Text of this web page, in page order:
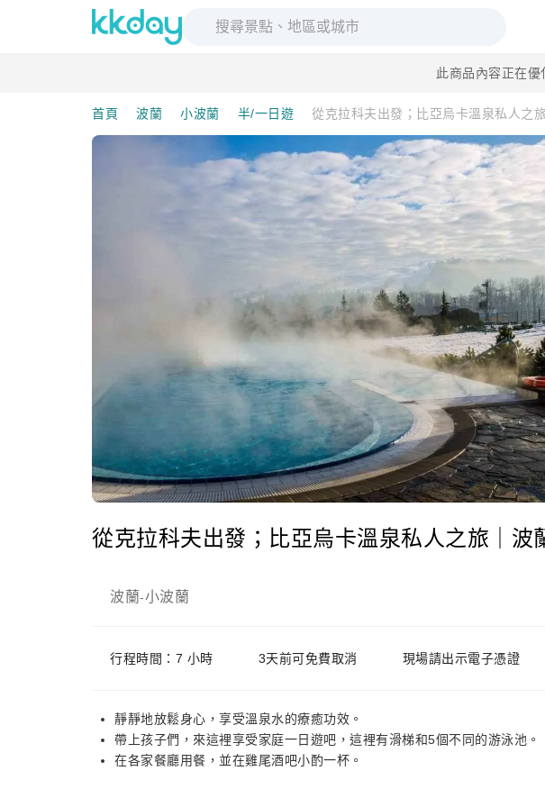
此商品內容正在優
首頁 波蘭 小波蘭 半/一日遊 從克拉科夫出發；比亞烏卡溫泉私人之
從克拉科夫出發；比亞烏卡溫泉私人之旅｜波
波蘭-小波蘭
行程時間：7 小時 3天前可免費取消 現場請出示電子憑證
靜靜地放鬆身心，享受溫泉水的療癒功效。
帶上孩子們，來這裡享受家庭一日遊吧，這裡有滑梯和5個不同的游泳池。
在各家餐廳用餐，並在雞尾酒吧小酌一杯。